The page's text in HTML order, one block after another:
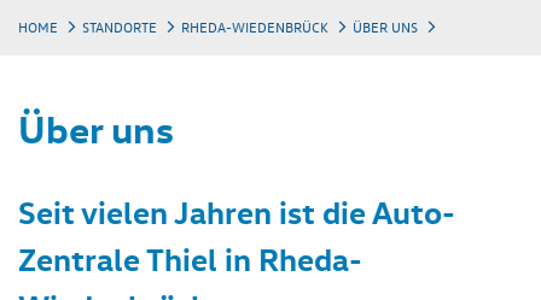
HOME STANDORTE RHEDA-WIEDENBRÜCK ÜBER UNS
Über uns
Seit vielen Jahren ist die Auto-
Zentrale Thiel in Rheda-